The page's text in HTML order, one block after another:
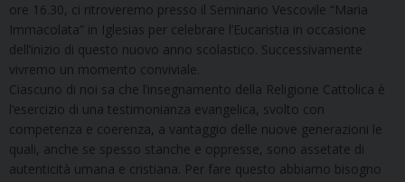
ore 16.30, ci ritroveremo presso il Seminario Vescovile “Maria
Immacolata” in Iglesias per celebrare l’Eucaristia in occasione
dell’inizio di questo nuovo anno scolastico. Successivamente
vivremo un momento conviviale.
Ciascuno di noi sa che l’insegnamento della Religione Cattolica è
l’esercizio di una testimonianza evangelica, svolto con
competenza e coerenza, a vantaggio delle nuove generazioni le
quali, anche se spesso stanche e oppresse, sono assetate di
autenticità umana e cristiana. Per fare questo abbiamo bisogno